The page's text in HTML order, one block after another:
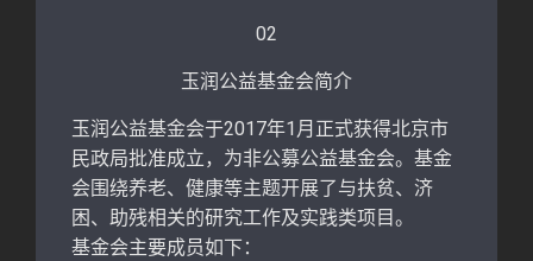
02
玉润公益基金会简介
玉润公益基金会于2017年1月正式获得北京市
民政局批准成立，为非公募公益基金会。基金
会围绕养老、健康等主题开展了与扶贫、济
困、助残相关的研究工作及实践类项目。
基金会主要成员如下：